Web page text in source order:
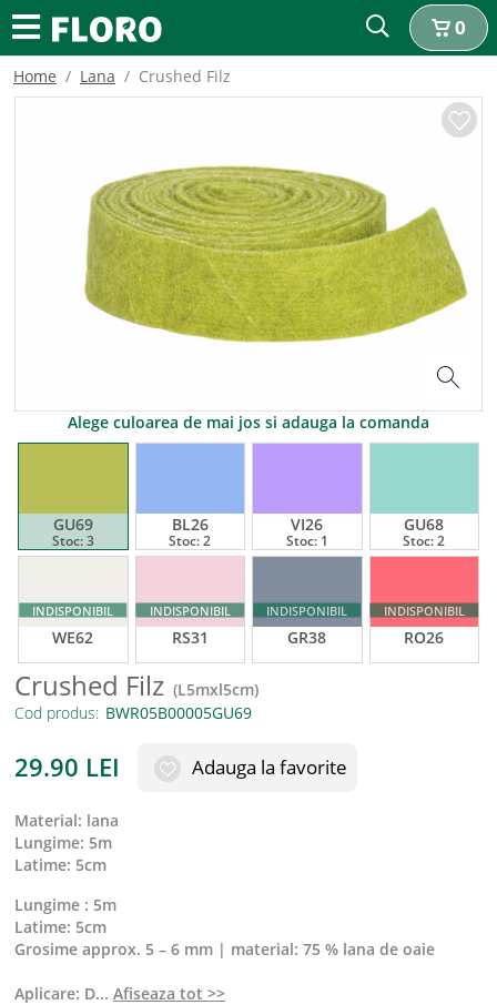
0
Home Lana Crushed Filz
Alege culoarea de mai jos si adauga la comanda
GU69
Stoc:3
BL26
Stoc:2
VI26
Stoc: 1
GU68
Stoc:2
WE62
INDISPONIBIL
RS31
INDISPONIBIL
GR38
INDISPONIBIL
RO26
INDISPONIBIL
Crushed Filz (L5mxl5cm)
Cod produs:
29.90 LEI Adauga la favorite
material: lana
lungime: 5m
latime: 5cm
Lungime : 5m
Latime: 5cm
Grosime approx. 5 – 6 mm | material: 75 % lana de oaie
Aplicare: D... Afiseaza tot >>